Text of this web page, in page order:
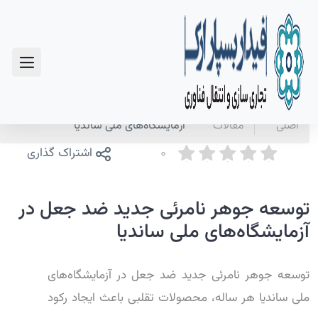
صفحه
اصلی
اخبار و
مقالات
توسعه جوهر نامرئی جدید ضد جعل در
آزمایشگاه‌های ملی ساندیا
0 اشتراک گذاری
توسعه جوهر نامرئی جدید ضد جعل در
آزمایشگاه‌های ملی ساندیا
توسعه جوهر نامرئی جدید ضد جعل در آزمایشگاه‌های
ملی ساندیا هر ساله، محصولات تقلبی باعث ایجاد رکود